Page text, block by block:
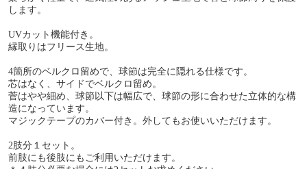
します。
UVカット機能付き。
縁取りはフリース生地。
4箇所のベルクロ留めで、球節は完全に隠れる仕様です。
芯はなく、サイドでベルクロ留め。
菅はやや細め、球節以下は幅広で、球節の形に合わせた立体的な構
造になっています。
マジックテープのカバー付き。外してもお使いいただけます。
2肢分１セット。
前肢にも後肢にもご利用いただけます。